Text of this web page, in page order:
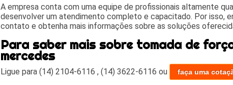
A empresa conta com uma equipe de profissionais altamente
desenvolver um atendimento completo e capacitado. Por isso,
contato e obtenha mais informações sobre as soluções
Para saber mais sobre tomada de
mercedes
Ligue para (14) 2104-6116 , (14) 3622-6116 ou faça uma